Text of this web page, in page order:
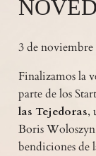
3 de noviembre
Finalizamos la
parte de los
las Tejedoras,
Boris
bendiciones de